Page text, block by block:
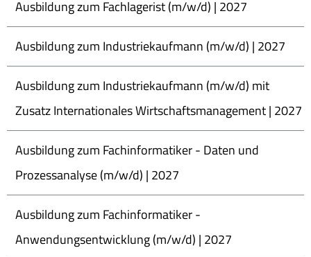
Ausbildung zum Fachlagerist (m/w/d) | 2027
Ausbildung zum Industriekaufmann (m/w/d) | 2027
Ausbildung zum Industriekaufmann (m/w/d) mit
Zusatz Internationales Wirtschaftsmanagement | 2027
Ausbildung zum Fachinformatiker - Daten und
Prozessanalyse (m/w/d) | 2027
Ausbildung zum Fachinformatiker -
Anwendungsentwicklung (m/w/d) | 2027